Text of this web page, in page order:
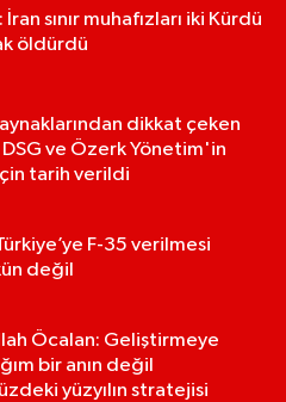
İran sınır muhafızları iki Kürdü
öldürdü
dikkat çeken
ve Özerk Yönetim'in
tarih verildi
F-35 verilmesi
değil
Öcalan: Geliştirmeye
bir anın değil
yüzyılın stratejisi